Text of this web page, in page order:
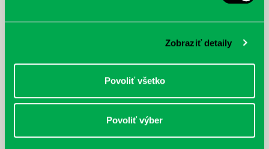
Zobraziť detaily
Povoliť všetko
Povoliť výber